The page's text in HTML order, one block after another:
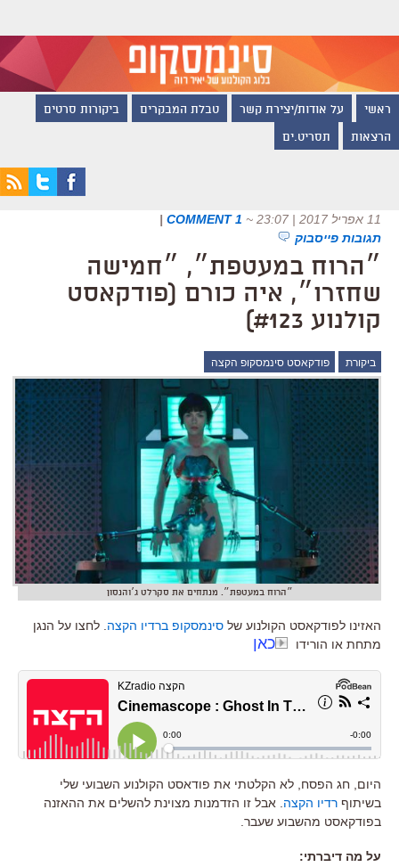
ראשי על אודות/יצירת קשר טבלת המבקרים ביקורות סרטים
הרצאות תסריט.ים
11 אפריל 2017 | 23:07 ~
1 COMMENT
|
תגובות פייסבוק
״הרוח במעטפת״, ״חמישה
שחזרו״, איה כורם (פודקאסט
קולנוע #123)
ביקורת פודקאסט סינמסקופ הקצה
״הרוח במעטפת״. מנתחים את סקרלט ג׳והנסון
האזינו לפודקאסט הקולנוע של סינמסקופ ברדיו הקצה . לחצו על הנגן
מתחת או הורידו
כאן
היום, חג הפסח, לא הקלטתי את פודאסט הקולנוע השבועי שלי
בשיתוף רדיו הקצה . אבל זו הזדמנות מצוינת להשלים את ההאזנה
בפודקאסט מהשבוע שעבר.
על מה דיברתי: